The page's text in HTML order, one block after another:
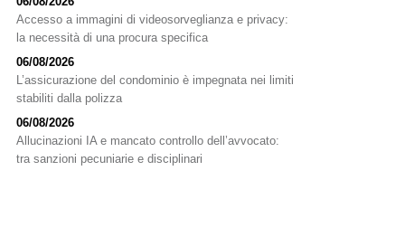
Accesso a immagini di videosorveglianza e privacy:
la necessità di una procura specifica
06/08/2026
L’assicurazione del condominio è impegnata nei limiti
stabiliti dalla polizza
06/08/2026
Allucinazioni IA e mancato controllo dell’avvocato:
tra sanzioni pecuniarie e disciplinari